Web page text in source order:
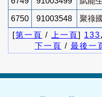
6750 91003548
聚祿
[第一頁 / 上一頁] 133,
下一頁 / 最後一